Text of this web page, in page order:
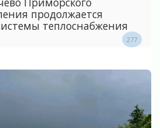
продолжается
теплоснабжения
277